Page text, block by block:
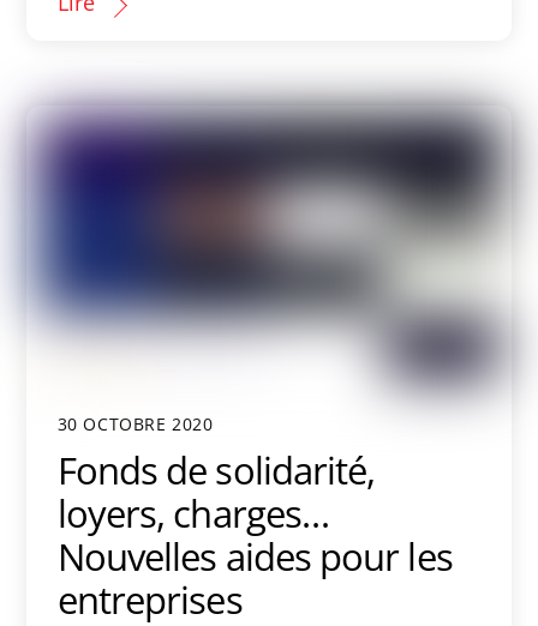
30 OCTOBRE 2020
Fonds de solidarité,
loyers, charges…
Nouvelles aides pour les
entreprises